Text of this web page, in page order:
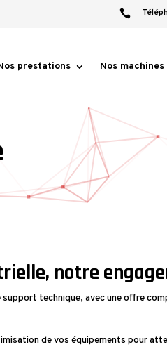

prestations Nos machines
notre
technique, avec une offre
de vos équipements pour